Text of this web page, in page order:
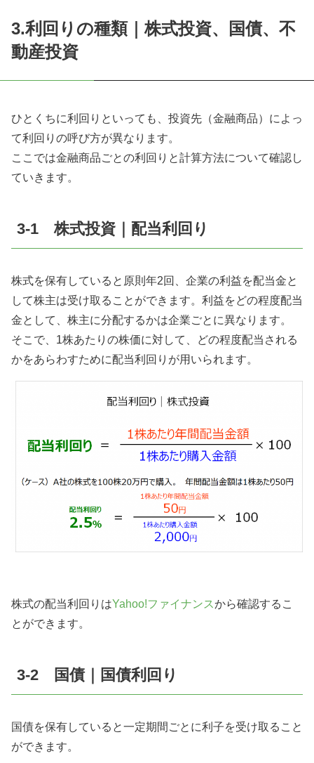
3.利回りの種類｜株式投資、国債、不
動産投資
ひとくちに利回りといっても、投資先（金融商品）によっ
て利回りの呼び方が異なります。
ここでは金融商品ごとの利回りと計算方法について確認し
ていきます。
3-1 株式投資｜配当利回り
株式を保有していると原則年2回、企業の利益を配当金と
して株主は受け取ることができます。利益をどの程度配当
金として、株主に分配するかは企業ごとに異なります。
そこで、1株あたりの株価に対して、どの程度配当される
かをあらわすために配当利回りが用いられます。
株式の配当利回りはYahoo!ファイナンスから確認するこ
とができます。
3-2 国債｜国債利回り
国債を保有していると一定期間ごとに利子を受け取ること
ができます。